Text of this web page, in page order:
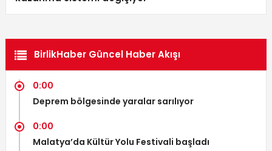
BirlikHaber Güncel Haber Akışı
0:00
Deprem bölgesinde yaralar sarılıyor
0:00
Malatya’da Kültür Yolu Festivali başladı